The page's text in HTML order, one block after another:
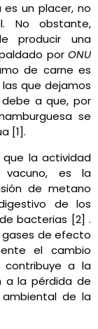
un placer, no
No obstante,
producir una
por ONU
de carne es
las que dejamos
a que, por
se
[1].
que la actividad
vacuno, es la
de metano
de los
bacterias [2] .
gases de efecto
el cambio
a la
a la pérdida de
de la